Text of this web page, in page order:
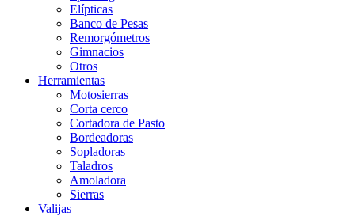
Elípticas
Banco de Pesas
Remorgómetros
Gimnacios
Otros
Herramientas
Motosierras
Corta cerco
Cortadora de Pasto
Bordeadoras
Sopladoras
Taladros
Amoladora
Sierras
Valijas